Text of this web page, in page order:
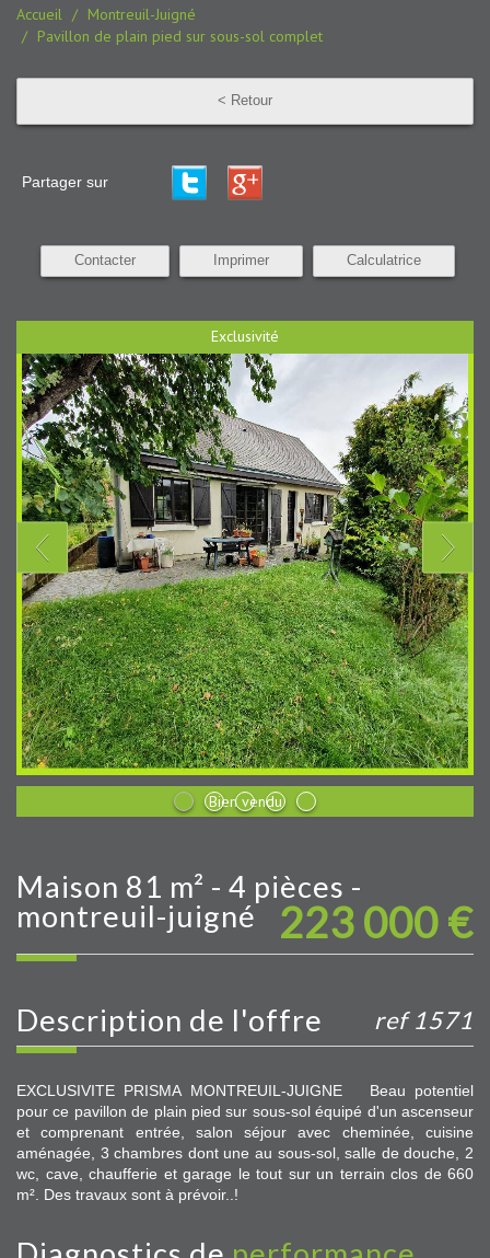
Accueil
Montreuil-Juigné
Pavillon de plain pied sur sous-sol complet
< Retour
Partager sur
Contacter Imprimer Calculatrice
Bien vendu
Exclusivité
maison 81 m² - 4 pièces -
montreuil-juigné
223 000€
description de l'offre ref 1571
EXCLUSIVITE PRISMA MONTREUIL-JUIGNE Beau potentiel
pour ce pavillon de plain pied sur sous-sol équipé d'un ascenseur
et comprenant entrée, salon séjour avec cheminée, cuisine
aménagée, 3 chambres dont une au sous-sol, salle de douche, 2
wc, cave, chaufferie et garage le tout sur un terrain clos de 660
m². Des travaux sont à prévoir..!